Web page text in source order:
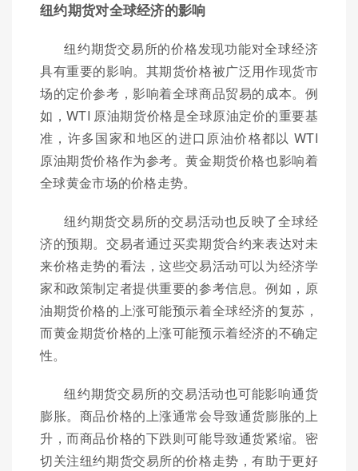
纽约期货对全球经济的影响
纽约期货交易所的价格发现功能对全球经济
具有重要的影响。其期货价格被广泛用作现货市
场的定价参考，影响着全球商品贸易的成本。例
如，WTI 原油期货价格是全球原油定价的重要基
准，许多国家和地区的进口原油价格都以 WTI
原油期货价格作为参考。黄金期货价格也影响着
全球黄金市场的价格走势。
纽约期货交易所的交易活动也反映了全球经
济的预期。交易者通过买卖期货合约来表达对未
来价格走势的看法，这些交易活动可以为经济学
家和政策制定者提供重要的参考信息。例如，原
油期货价格的上涨可能预示着全球经济的复苏，
而黄金期货价格的上涨可能预示着经济的不确定
性。
纽约期货交易所的交易活动也可能影响通货
膨胀。商品价格的上涨通常会导致通货膨胀的上
升，而商品价格的下跌则可能导致通货紧缩。密
切关注纽约期货交易所的价格走势，有助于更好